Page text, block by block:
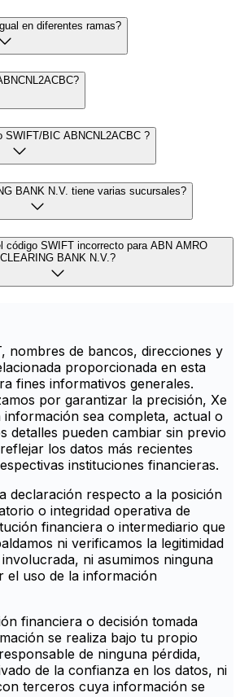
en diferentes ramas?
SWIFT/BIC ABNCNL2ACBC ?
BANK N.V. tiene varias sucursales?
código SWIFT incorrecto para ABN AMRO
CLEARING BANK N.V.?
nombres de bancos, direcciones y
proporcionada en esta
fines informativos generales.
por garantizar la precisión, Xe
información sea completa, actual o
detalles pueden cambiar sin previo
los datos más recientes
instituciones financieras.
declaración respecto a la posición
o integridad operativa de
financiera o intermediario que
ni verificamos la legitimidad
ni asumimos ninguna
el uso de la información
financiera o decisión tomada
se realiza bajo tu propio
de ninguna pérdida,
de la confianza en los datos, ni
terceros cuya información se